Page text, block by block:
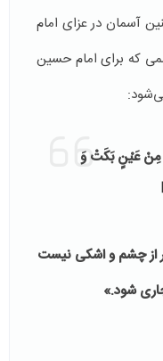
آسمان در عزای امام
که برای امام حسین
مِنْ عَيْنٍ بَكَتْ وَ
از چشم و اشکى نيست
شود.»